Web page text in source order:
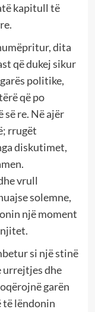
kapitull të
dita
që dukej sikur
politike,
që po
re. Në ajër
rrugët
diskutimet,
vrull
solemne,
një moment
si një stinë
urrejtjes dhe
garën
të lëndonin